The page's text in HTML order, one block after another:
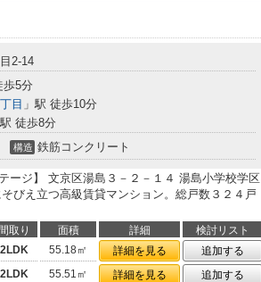
2-14
歩5分
目 」駅 徒歩10分
駅 徒歩8分
構造 鉄筋コンクリート
ージ】 文京区湯島３－２－１４ 湯島小学校学区
びえ立つ高級賃貸マンション。総戸数３２４戸
間取り 面積 詳細
検討リスト
2LDK 55.18㎡ 詳細を見る
追加する
2LDK 55.51㎡ 詳細を見る 追加する